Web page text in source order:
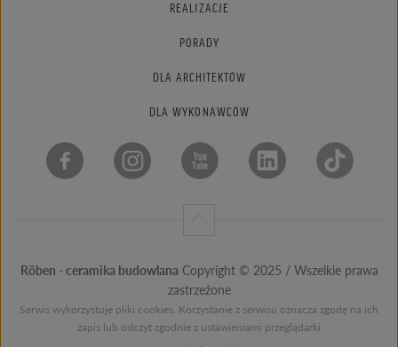
REALIZACJE
PORADY
DLA ARCHITEKTÓW
DLA WYKONAWCÓW
Röben - ceramika budowlana Copyright © 2025 / Wszelkie prawa
zastrzeżone
Serwis wykorzystuje pliki cookies. Korzystanie z serwisu oznacza zgodę na ich
zapis lub odczyt zgodnie z ustawieniami przeglądarki